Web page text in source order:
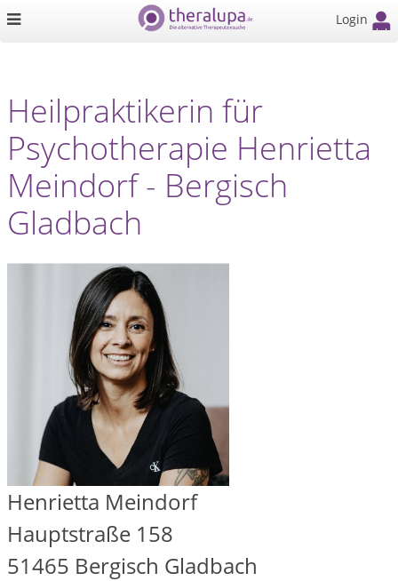
Login
Heilpraktikerin für
Psychotherapie Henrietta
Meindorf - Bergisch
Gladbach
Henrietta Meindorf
Hauptstraße 158
51465 Bergisch Gladbach